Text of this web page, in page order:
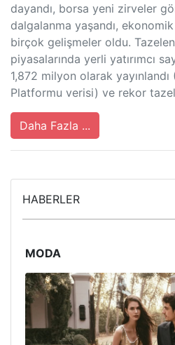
dayandı, borsa yeni zirveler
dalgalanma yaşandı,
birçok gelişmeler oldu.
piyasalarında yerli yatırımcı
1,872 milyon olarak
Platformu verisi) ve rekor
Daha Fazla ...
HABERLER
MODA